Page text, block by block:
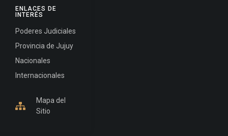
ENLACES DE
INTERÉS
Poderes Judiciales
Provincia de Jujuy
Nacionales
Internacionales
Mapa del
Sitio